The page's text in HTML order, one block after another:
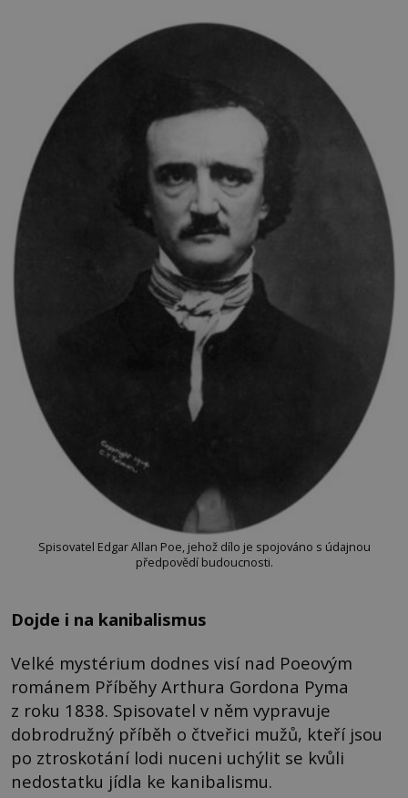
Spisovatel Edgar Allan Poe, jehož dílo je spojováno s údajnou
předpovědí budoucnosti.
Dojde i na kanibalismus
Velké mystérium dodnes visí nad Poeovým
románem Příběhy Arthura Gordona Pyma
z roku 1838. Spisovatel v něm vypravuje
dobrodružný příběh o čtveřici mužů, kteří jsou
po ztroskotání lodi nuceni uchýlit se kvůli
nedostatku jídla ke kanibalismu.